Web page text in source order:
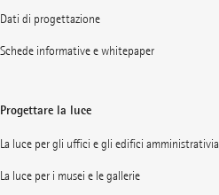
Dati di progettazione
Schede informative e whitepaper
Progettare la luce
La luce per gli uffici e gli edifici amministrativia
La luce per i musei e le gallerie